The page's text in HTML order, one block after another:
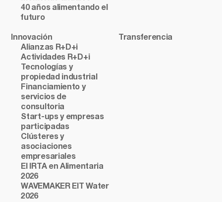
40 años alimentando el
futuro
Innovación
Alianzas R+D+i
Actividades R+D+i
Tecnologías y
propiedad industrial
Financiamiento y
servicios de
consultoria
Start-ups y empresas
participadas
Clústeres y
asociaciones
empresariales
El IRTA en Alimentaria
2026
WAVEMAKER EIT Water
2026
Transferencia